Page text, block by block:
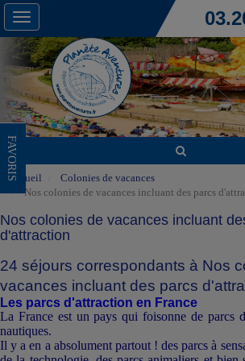
Toggle
navigation
FAVORIS
Accueil
Colonies de vacances
Nos colonies de vacances incluant des parcs
Nos colonies de vacances incluant
d'attraction
24 séjours correspondants à Nos
vacances incluant des parcs
Les parcs d'attraction en France
La France est un pays qui foisonne de parcs
nautiques.
Il y a en a absolument partout ! des parcs à